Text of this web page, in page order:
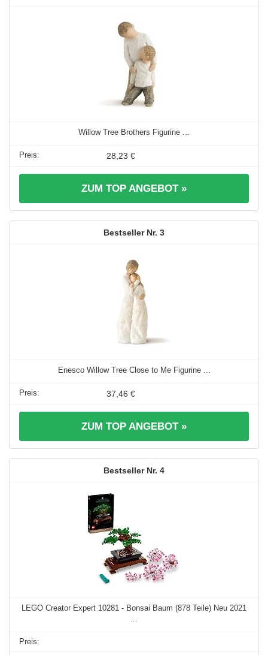
Willow Tree Brothers Figurine ...
28,23 €
ZUM TOP ANGEBOT »
3
Enesco Willow Tree Close to Me Figurine ...
37,46 €
ZUM TOP ANGEBOT »
4
LEGO Creator Expert 10281 - Bonsai Baum (878 Teile) Neu 2021